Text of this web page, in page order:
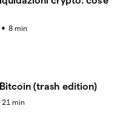
● 8 min
Bitcoin (trash edition)
21 min